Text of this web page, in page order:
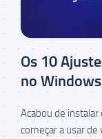
Os 10
no
Acabou de
começar a usar de